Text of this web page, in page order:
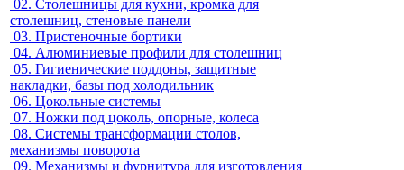
02. Столешницы для кухни, кромка для
столешниц, стеновые панели
03. Пристеночные бортики
04. Алюминиевые профили для столешниц
05. Гигиенические поддоны, защитные
накладки, базы под холодильник
06. Цокольные системы
07. Ножки под цоколь, опорные, колеса
08. Системы трансформации столов,
механизмы поворота
09. Механизмы и фурнитура для изготовления